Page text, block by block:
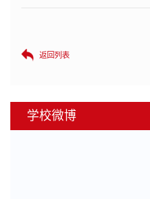
返回列表
学校微博